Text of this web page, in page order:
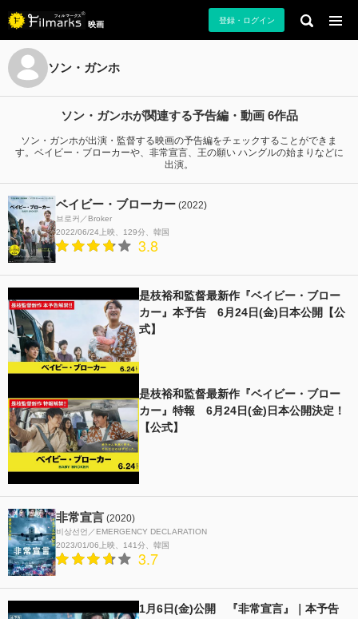
映画 登録・ログイン
ソン・ガンホ
ソン・ガンホが関連する予告編・動画 6作品
ソン・ガンホが出演・監督する映画の予告編をチェックすることができま
す。ベイビー・ブローカーや、非常宣言、王の願い ハングルの始まりなどに
出演。
ベイビー・ブローカー (2022)
브로커／Broker
2022/06/24上映
129分 韓国
3.8
是枝裕和監督最新作『ベイビー・ブロー
カー』本予告 6月24日(金)日本公開【公
式】
是枝裕和監督最新作『ベイビー・ブロー
カー』特報 6月24日(金)日本公開決定！
【公式】
非常宣言 (2020)
비상선언／EMERGENCY DECLARATION
2023/01/06上映
141分 韓国
3.7
1月6日(金)公開 『非常宣言』｜本予告